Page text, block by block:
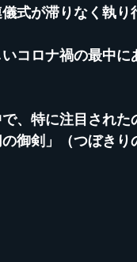
式が滞りなく執
コロナ禍の最中
、特に注目された
御剣」（つぼき